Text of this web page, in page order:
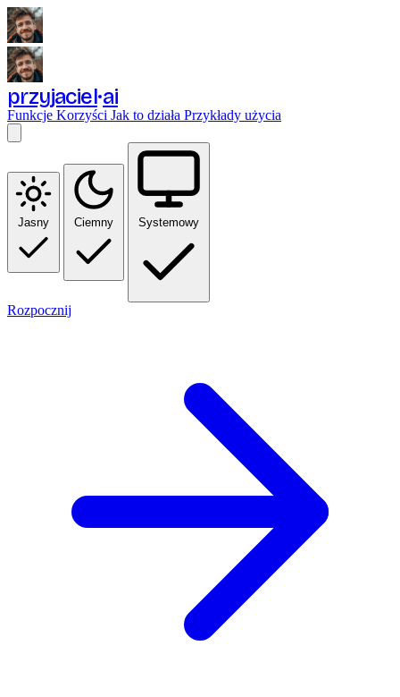
przyjaciel ai
Funkcje Korzyści Jak to działa Przykłady użycia
Jasny Ciemny Systemowy
Rozpocznij